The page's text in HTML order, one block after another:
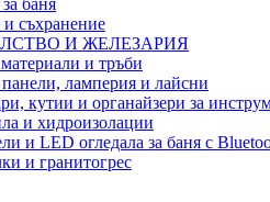
съхранение
И ЖЕЛЕЗАРИЯ
и тръби
ламперия и лайсни
кутии и органайзери за
и хидроизолации
и LED огледала за баня с
и гранитогрес